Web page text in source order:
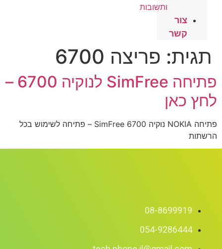
ותשובות
צור
קשר
תגית: פריצה 6700
פתיחה SimFree לנוקיה 6700 –
לחץ כאן
פתיחה NOKIA נוקיה 6700 SimFree – פתיחה לשימוש בכל
הרשתות
08-8699919
054-9286444